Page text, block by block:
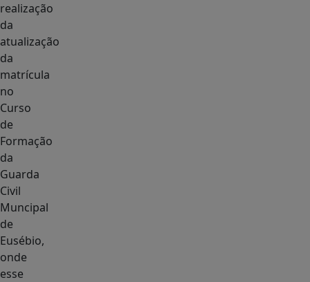
realização
da
atualização
da
matrícula
no
Curso
de
Formação
da
Guarda
Civil
Muncipal
de
Eusébio,
onde
esse